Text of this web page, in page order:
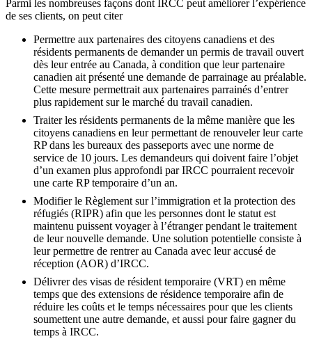
Parmi les nombreuses façons dont IRCC peut améliorer l’expérience
de ses clients, on peut citer
Permettre aux partenaires des citoyens canadiens et des
résidents permanents de demander un permis de travail ouvert
dès leur entrée au Canada, à condition que leur partenaire
canadien ait présenté une demande de parrainage au préalable.
Cette mesure permettrait aux partenaires parrainés d’entrer
plus rapidement sur le marché du travail canadien.
Traiter les résidents permanents de la même manière que les
citoyens canadiens en leur permettant de renouveler leur carte
RP dans les bureaux des passeports avec une norme de
service de 10 jours. Les demandeurs qui doivent faire l’objet
d’un examen plus approfondi par IRCC pourraient recevoir
une carte RP temporaire d’un an.
Modifier le Règlement sur l’immigration et la protection des
réfugiés (RIPR) afin que les personnes dont le statut est
maintenu puissent voyager à l’étranger pendant le traitement
de leur nouvelle demande. Une solution potentielle consiste à
leur permettre de rentrer au Canada avec leur accusé de
réception (AOR) d’IRCC.
Délivrer des visas de résident temporaire (VRT) en même
temps que des extensions de résidence temporaire afin de
réduire les coûts et le temps nécessaires pour que les clients
soumettent une autre demande, et aussi pour faire gagner du
temps à IRCC.